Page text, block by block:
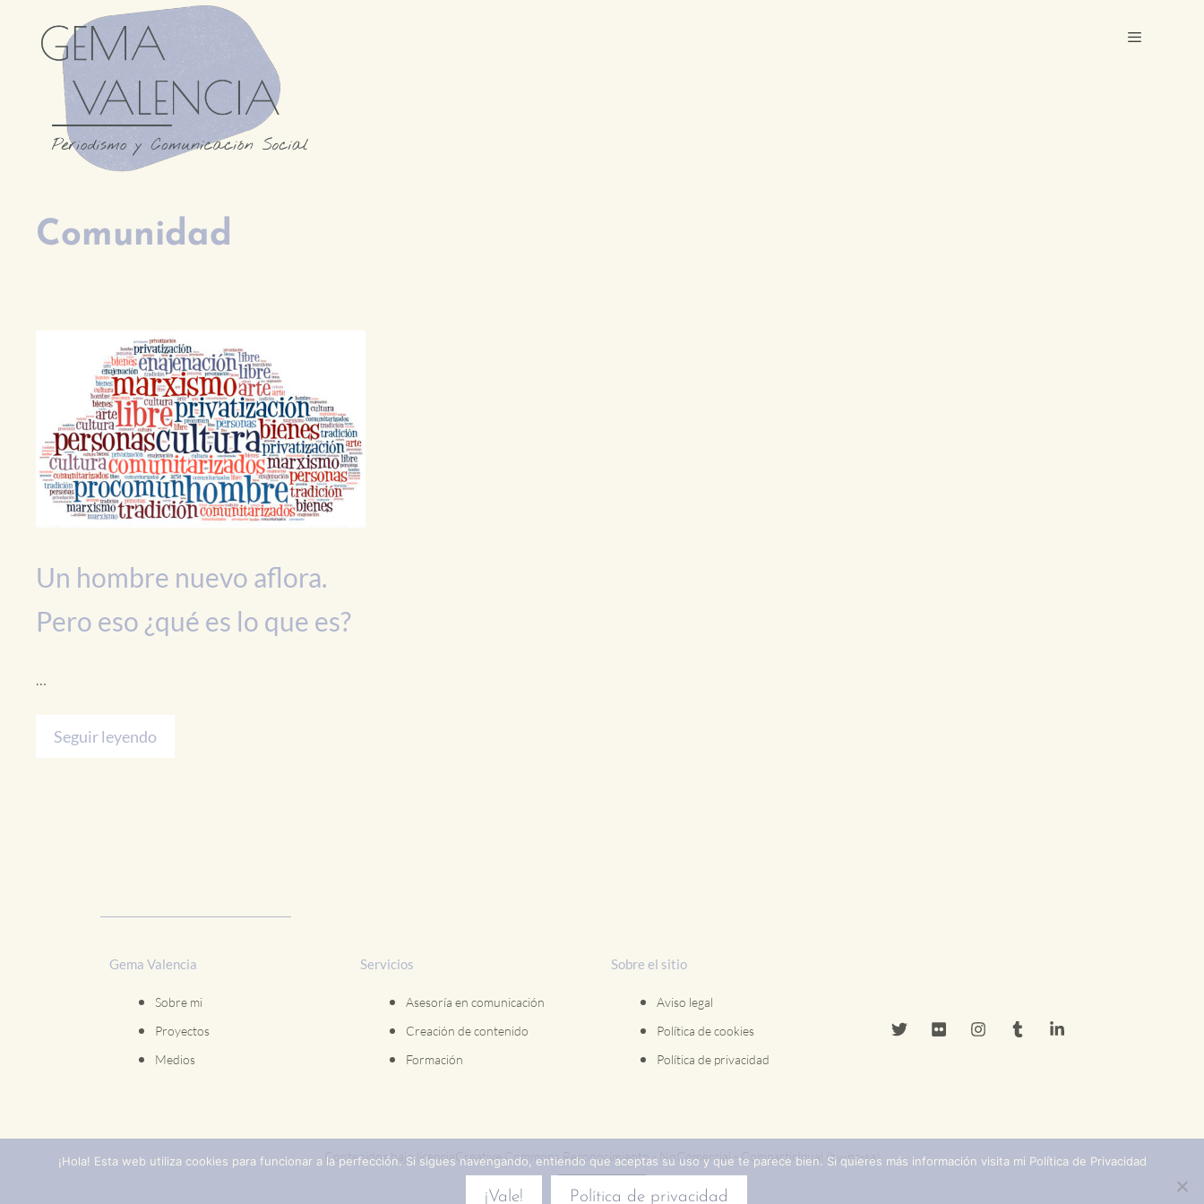
Comunidad
Un hombre nuevo aflora.
Pero eso ¿qué es lo que es?
…
Seguir leyendo
Gema Valencia
Sobre mi
Proyectos
Medios
Servicios
Asesoría en comunicación
Creación de contenido
Formación
Sobre el sitio
Aviso legal
Política de cookies
Política de privacidad
Contenidos bajo licenciaCreative Commons Reconocimiento - NoComercial - CompartirIgual (by-nc-sa)
¡Hola! Esta web utiliza cookies para funcionar a la perfección. Si sigues navengando, entiendo que aceptas su uso y que te parece bien. Si quieres más información visita mi Política de Privacidad
¡Vale! Política de privacidad